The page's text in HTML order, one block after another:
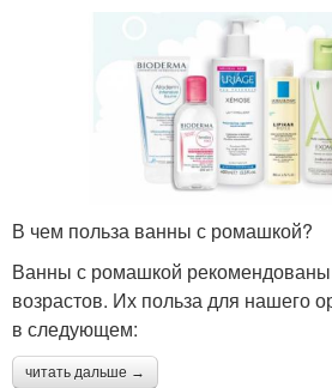
В чем польза ванны с ромашкой?
Ванны с ромашкой
возрастов. Их польза для нашего
в следующем:
читать дальше →